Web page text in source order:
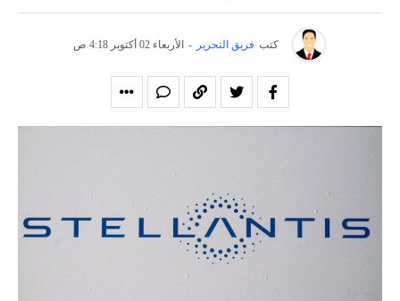
كتب فريق التحرير - الأربعاء 02 أكتوبر 4:18 ص